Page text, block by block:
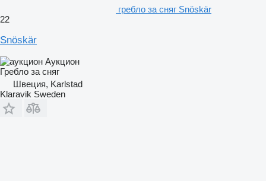
гребло за сняг Snöskär
22
Snöskär
Аукцион
Гребло за сняг
Швеция, Karlstad
Klaravik Sweden